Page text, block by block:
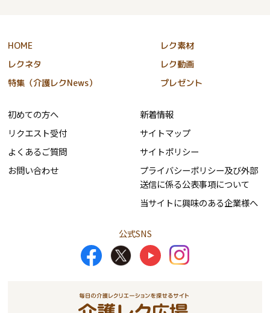
HOME
レク素材
レクネタ
レク動画
特集（介護レクNews）
プレゼント
初めての方へ
リクエスト受付
よくあるご質問
お問い合わせ
新着情報
サイトマップ
サイトポリシー
プライバシーポリシー及び外部
送信に係る公表事項について
当サイトに興味のある企業様へ
公式SNS